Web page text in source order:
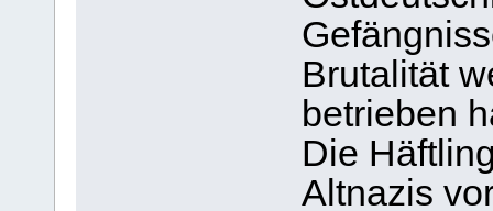
Brutalität
betrieben
Die
Altnazis